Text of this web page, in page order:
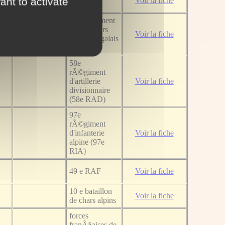
4e rÃ©giment
de tirailleurs
sÃ©nÃ©galais
Voir la fiche
58e
rÃ©giment
d'artillerie
divisionnaire
(58e RAD)
Voir la fiche
97e
rÃ©giment
d'infanterie
alpine (97e
RIA)
Voir la fiche
49 e RAF Voir la fiche
10 e bataillon
de chars alpins
Voir la fiche
forces